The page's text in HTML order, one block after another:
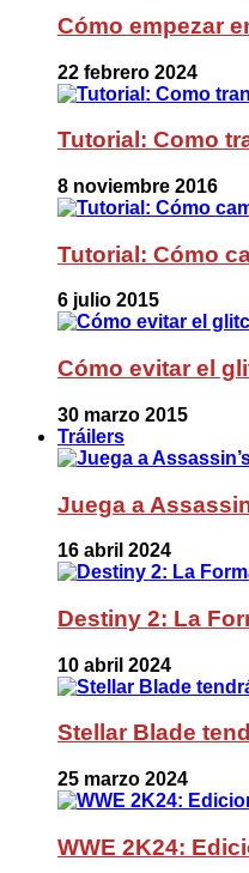
Cómo empezar
22 febrero 2024
Tutorial: Como
8 noviembre 2016
Tutorial: Cómo
6 julio 2015
Cómo evitar el
30 marzo 2015
Tráilers
Juega a
16 abril 2024
Destiny 2: La
10 abril 2024
Stellar Blade
25 marzo 2024
WWE 2K24: